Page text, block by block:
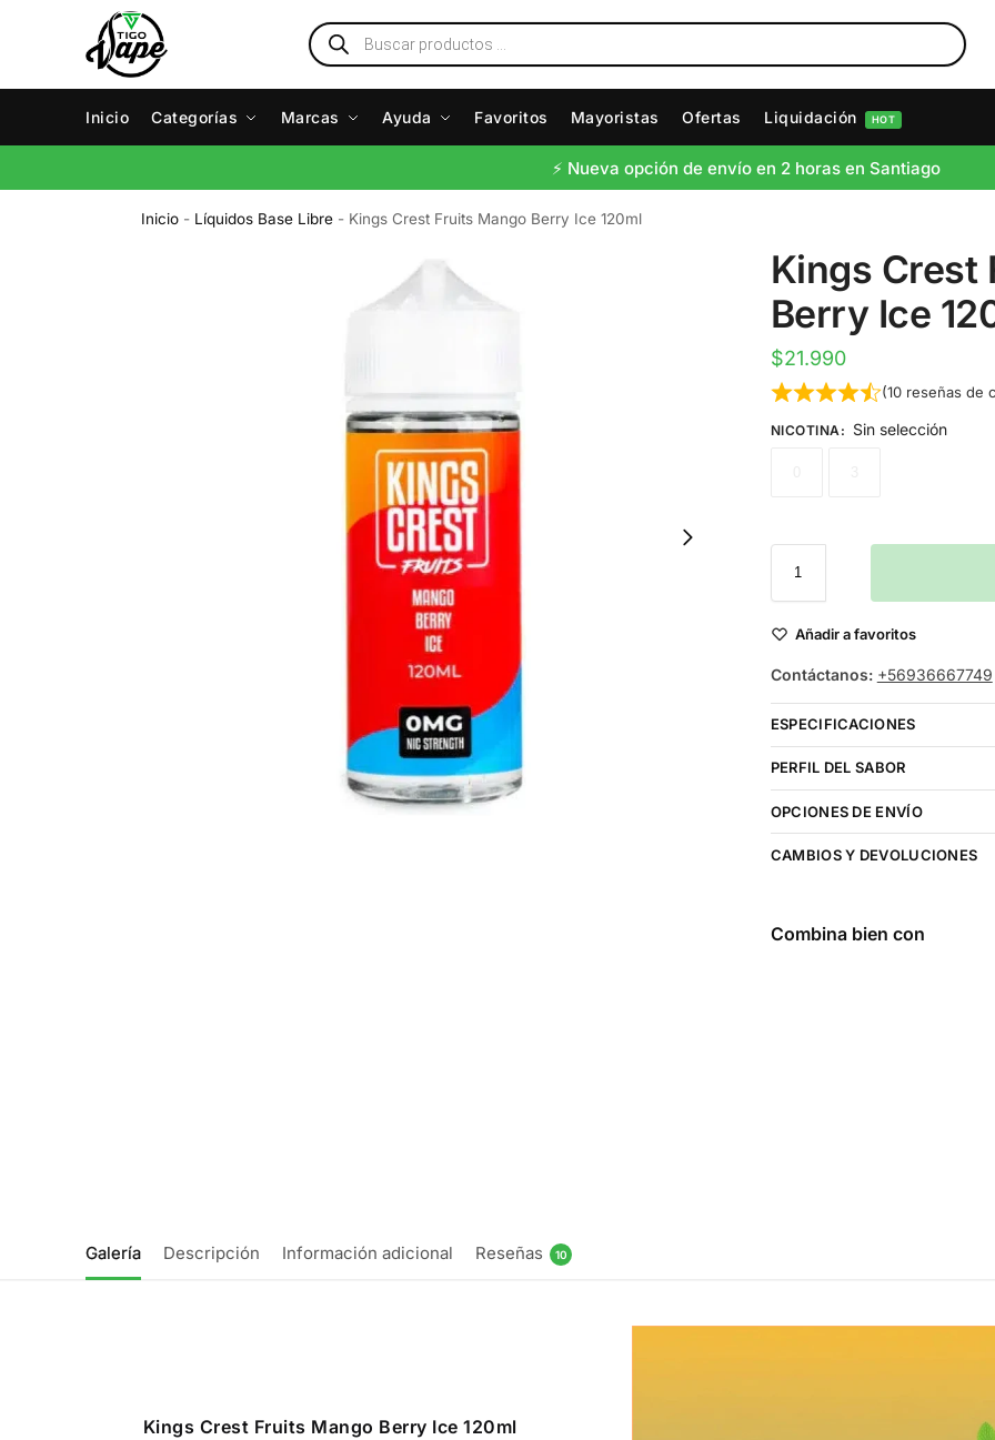
Inicio Categorías Marcas Ayuda Favoritos Mayoristas Ofertas Liquidación HOT
⚡️ Nueva opción de envío en 2 horas en Santiago
Inicio - Líquidos Base Libre - Kings Crest Fruits Mango Berry Ice 120ml
Kings Crest
Berry Ice
$21.990
(10reseñas de
NICOTINA : Sin selección
Añadir a favoritos
Contáctanos: +56936667749
ESPECIFICACIONES
PERFIL DEL SABOR
OPCIONES DE ENVÍO
CAMBIOS Y DEVOLUCIONES
Combina bien con
Galería Descripción Información adicional Reseñas 10
Kings Crest Fruits Mango Berry Ice 120ml